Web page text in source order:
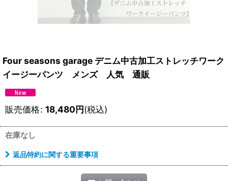
Four seasons garage デニム中古加工ストレッチワーク
イージーパンツ メンズ 人気 通販
販売価格: 18,480円(税込)
在庫なし
返品特約に関する重要事項